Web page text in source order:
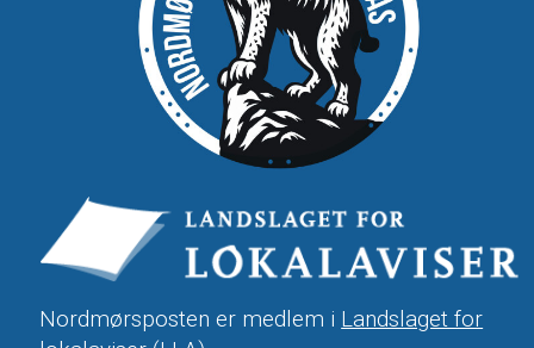
Nordmørsposten er medlem i Landslaget for